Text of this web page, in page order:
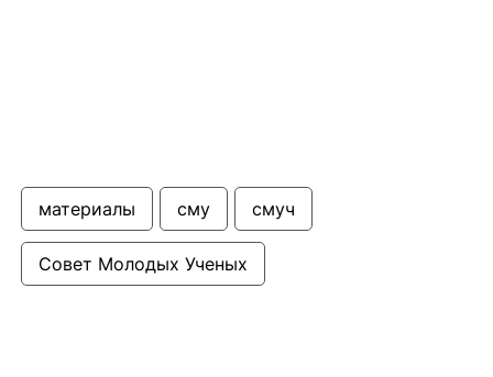
материалы сму смуч
Совет Молодых Ученых